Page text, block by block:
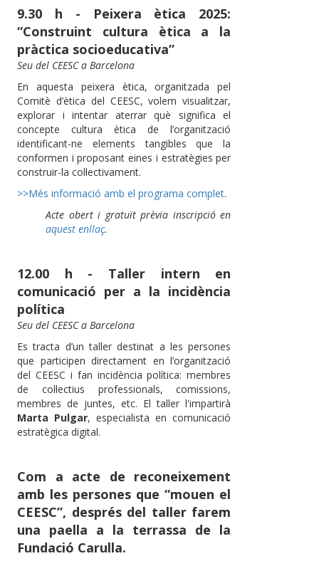
9.30 h - Peixera ètica 2025:
“Construint cultura ètica a la
pràctica socioeducativa”
Seu del CEESC a Barcelona
En aquesta peixera ètica, organitzada pel
Comitè d’ètica del CEESC, volem visualitzar,
explorar i intentar aterrar què significa el
concepte cultura ètica de l’organització
identificant-ne elements tangibles que la
conformen i proposant eines i estratègies per
construir-la col·lectivament.
>>Més informació amb el programa complet.
Acte obert i gratuït prèvia inscripció en
aquest enllaç.
12.00 h - Taller intern en
comunicació per a la incidència
política
Seu del CEESC a Barcelona
Es tracta d’un taller destinat a les persones
que participen directament en l’organització
del CEESC i fan incidència política: membres
de col·lectius professionals, comissions,
membres de juntes, etc. El taller l'impartirà
Marta Pulgar, especialista en comunicació
estratègica digital.
Com a acte de reconeixement
amb les persones que “mouen el
CEESC”, després del taller farem
una paella a la terrassa de la
Fundació Carulla.